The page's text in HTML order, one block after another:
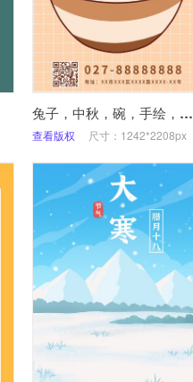
兔子，中秋，碗，手绘，手机海报
查看版权 尺寸：1242*2208px